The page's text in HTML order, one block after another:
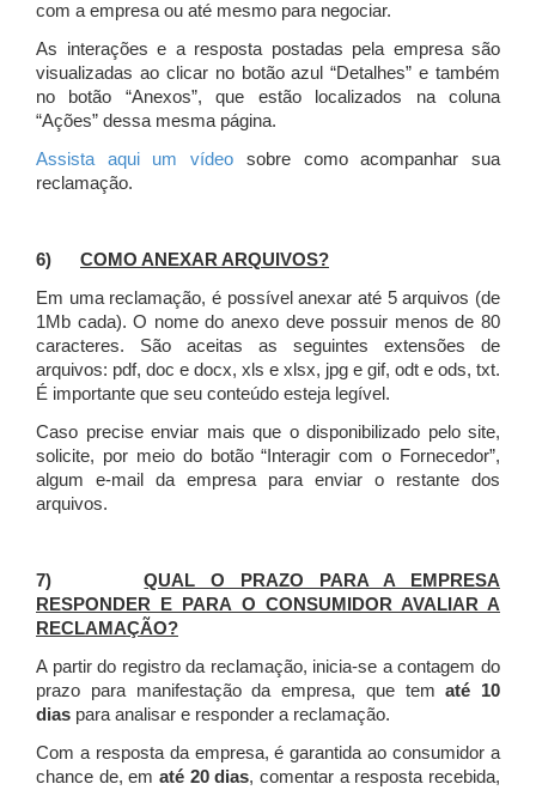
com a empresa ou até mesmo para negociar.
As interações e a resposta postadas pela empresa são
visualizadas ao clicar no botão azul “Detalhes” e também
no botão “Anexos”, que estão localizados na coluna
“Ações” dessa mesma página.
Assista aqui um vídeo sobre como acompanhar sua
reclamação.
6) COMO ANEXAR ARQUIVOS?
Em uma reclamação, é possível anexar até 5 arquivos (de
1Mb cada). O nome do anexo deve possuir menos de 80
caracteres. São aceitas as seguintes extensões de
arquivos: pdf, doc e docx, xls e xlsx, jpg e gif, odt e ods, txt.
É importante que seu conteúdo esteja legível.
Caso precise enviar mais que o disponibilizado pelo site,
solicite, por meio do botão “Interagir com o Fornecedor”,
algum e-mail da empresa para enviar o restante dos
arquivos.
7)QUAL O PRAZO PARA A EMPRESA
RESPONDER E PARA O CONSUMIDOR AVALIAR A
RECLAMAÇÃO?
A partir do registro da reclamação, inicia-se a contagem do
prazo para manifestação da empresa, que tematé 10
dias para analisar e responder a reclamação.
Com a resposta da empresa, é garantida ao consumidor a
chance de, em até 20 dias, comentar a resposta recebida,